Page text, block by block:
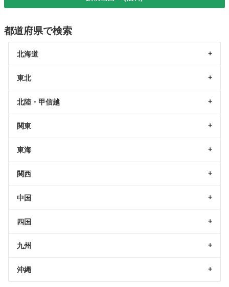
都道府県で検索
北海道
東北
北陸・甲信越
関東
東海
関西
中国
四国
九州
沖縄